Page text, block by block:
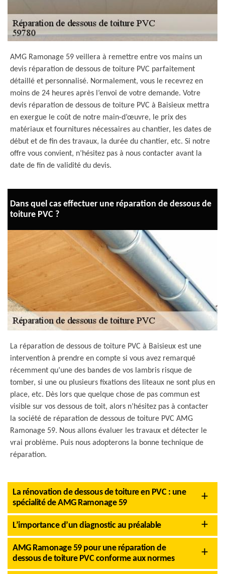
AMG Ramonage 59 veillera à remettre entre vos mains un
devis réparation de dessous de toiture PVC parfaitement
détaillé et personnalisé. Normalement, vous le recevrez en
moins de 24 heures après l’envoi de votre demande. Votre
devis réparation de dessous de toiture PVC à Baisieux mettra
en exergue le coût de notre main-d’œuvre, le prix des
matériaux et fournitures nécessaires au chantier, les dates de
début et de fin des travaux, la durée du chantier, etc. Si notre
offre vous convient, n’hésitez pas à nous contacter avant la
date de fin de validité du devis.
Dans quel cas effectuer une réparation de dessous de
toiture PVC ?
La réparation de dessous de toiture PVC à Baisieux est une
intervention à prendre en compte si vous avez remarqué
récemment qu’une des bandes de vos lambris risque de
tomber, si une ou plusieurs fixations des liteaux ne sont plus en
place, etc. Dès lors que quelque chose de pas commun est
visible sur vos dessous de toit, alors n’hésitez pas à contacter
la société de réparation de dessous de toiture PVC AMG
Ramonage 59. Nous allons évaluer les travaux et détecter le
vrai problème. Puis nous adopterons la bonne technique de
réparation.
La rénovation de dessous de toiture en PVC : une
spécialité de AMG Ramonage 59
L’importance d’un diagnostic au préalable
AMG Ramonage 59 pour une réparation de
dessous de toiture PVC conforme aux normes